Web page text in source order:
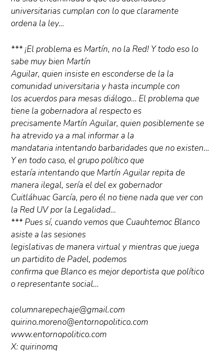
universitarias cumplan con lo que claramente
ordena la ley…
*** ¡El problema es Martín, no la Red! Y todo eso lo
sabe muy bien Martín
Aguilar, quien insiste en esconderse de la la
comunidad universitaria y hasta incumple con
los acuerdos para mesas diálogo… El problema que
tiene la gobernadora al respecto es
precisamente Martín Aguilar, quien posiblemente se
ha atrevido ya a mal informar a la
mandataria intentando barbaridades que no existen…
Y en todo caso, el grupo político que
estaría intentando que Martín Aguilar repita de
manera ilegal, sería el del ex gobernador
Cuitláhuac García, pero él no tiene nada que ver con
la Red UV por la Legalidad…
*** Pues sí, cuando vemos que Cuauhtemoc Blanco
asiste a las sesiones
legislativas de manera virtual y mientras que juega
un partidito de Padel, podemos
confirma que Blanco es mejor deportista que político
o representante social…
columnarepechaje@gmail.com
quirino.moreno@entornopolitico.com
www.entornopolitico.com
X: quirinomq